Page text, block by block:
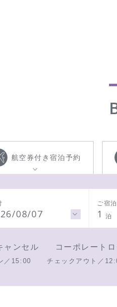
航空券付き宿泊予約
08/07
ご宿
1 泊
ャンセル コーポレート
／15:00 チェックアウト／